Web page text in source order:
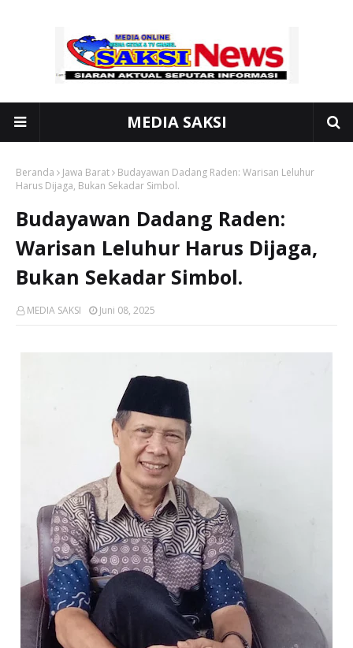
MEDIA SAKSI
Beranda Jawa Barat
Budayawan Dadang Raden: Warisan Leluhur
Harus Dijaga, Bukan Sekadar Simbol.
Budayawan Dadang Raden:
Warisan Leluhur Harus Dijaga,
Bukan Sekadar Simbol.
MEDIA SAKSI Juni 08, 2025